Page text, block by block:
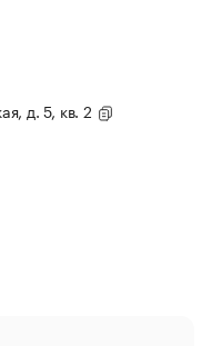
д. 5, кв. 2